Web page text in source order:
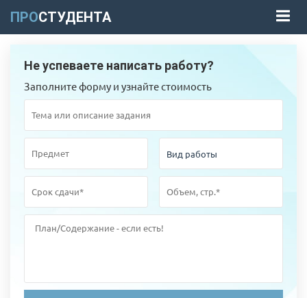
ПРОСТУДЕНТА
Не успеваете написать работу?
Заполните форму и узнайте стоимость